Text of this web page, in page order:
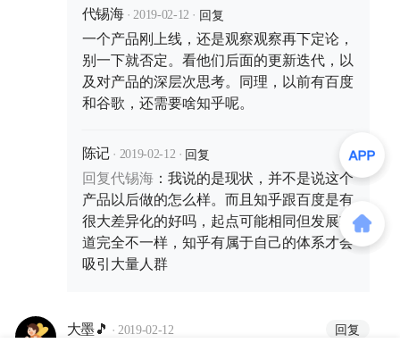
可以是可以，那是不是脱离了CHAO原先的
定位？
代锡海 · 2019-02-12 · 回复
一个产品刚上线，还是观察观察再下定论，
别一下就否定。看他们后面的更新迭代，以
及对产品的深层次思考。同理，以前有百度
和谷歌，还需要啥知乎呢。
陈记 · 2019-02-12 · 回复
回复代锡海 ： 我说的是现状，并不是说这个
产品以后做的怎么样。而且知乎跟百度是有
很大差异化的好吗，起点可能相同但发展轨
道完全不一样，知乎有属于自己的体系才会
吸引大量人群
大墨🎵 · 2019-02-12 回复